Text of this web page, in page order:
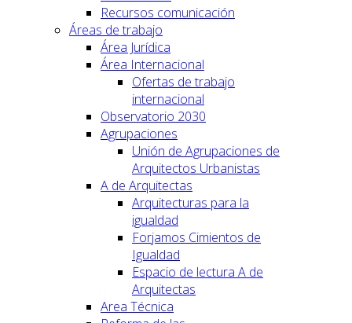
Recursos comunicación
Áreas de trabajo
Área Jurídica
Área Internacional
Ofertas de trabajo
internacional
Observatorio 2030
Agrupaciones
Unión de Agrupaciones de
Arquitectos Urbanistas
A de Arquitectas
Arquitecturas para la
igualdad
Forjamos Cimientos de
Igualdad
Espacio de lectura A de
Arquitectas
Area Técnica